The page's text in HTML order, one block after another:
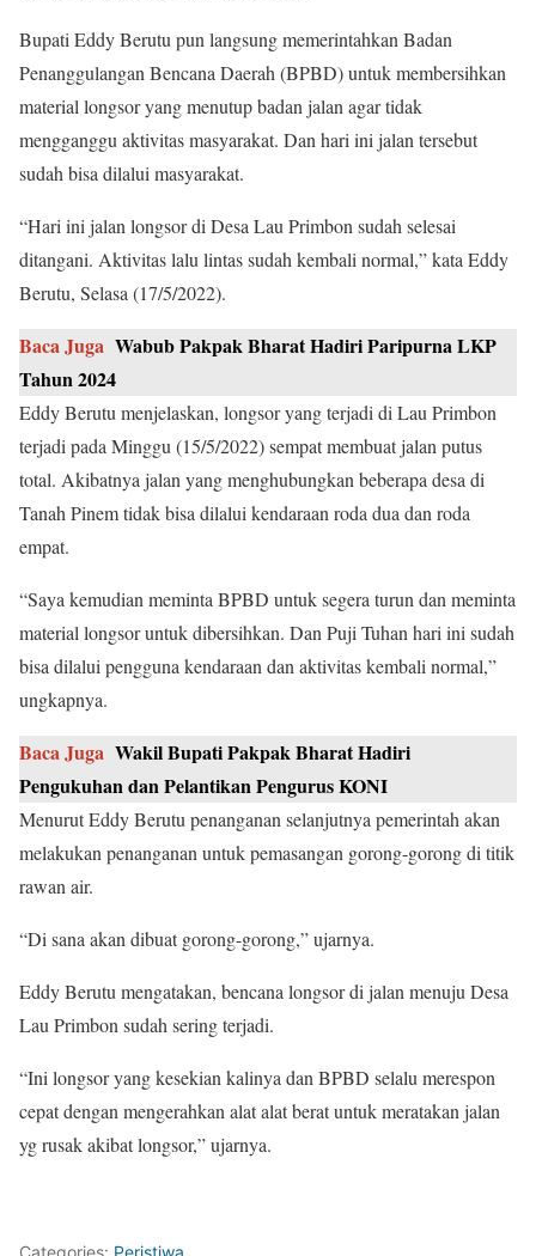
Bupati Eddy Berutu pun langsung memerintahkan Badan
Penanggulangan Bencana Daerah (BPBD) untuk membersihkan
material longsor yang menutup badan jalan agar tidak
mengganggu aktivitas masyarakat. Dan hari ini jalan tersebut
sudah bisa dilalui masyarakat.
“Hari ini jalan longsor di Desa Lau Primbon sudah selesai
ditangani. Aktivitas lalu lintas sudah kembali normal,” kata Eddy
Berutu, Selasa (17/5/2022).
Baca Juga Wabub Pakpak Bharat Hadiri Paripurna LKP
Tahun 2024
Eddy Berutu menjelaskan, longsor yang terjadi di Lau Primbon
terjadi pada Minggu (15/5/2022) sempat membuat jalan putus
total. Akibatnya jalan yang menghubungkan beberapa desa di
Tanah Pinem tidak bisa dilalui kendaraan roda dua dan roda
empat.
“Saya kemudian meminta BPBD untuk segera turun dan meminta
material longsor untuk dibersihkan. Dan Puji Tuhan hari ini sudah
bisa dilalui pengguna kendaraan dan aktivitas kembali normal,”
ungkapnya.
Baca Juga Wakil Bupati Pakpak Bharat Hadiri
Pengukuhan dan Pelantikan Pengurus KONI
Menurut Eddy Berutu penanganan selanjutnya pemerintah akan
melakukan penanganan untuk pemasangan gorong-gorong di titik
rawan air.
“Di sana akan dibuat gorong-gorong,” ujarnya.
Eddy Berutu mengatakan, bencana longsor di jalan menuju Desa
Lau Primbon sudah sering terjadi.
“Ini longsor yang kesekian kalinya dan BPBD selalu merespon
cepat dengan mengerahkan alat alat berat untuk meratakan jalan
yg rusak akibat longsor,” ujarnya.
Categories: Peristiwa